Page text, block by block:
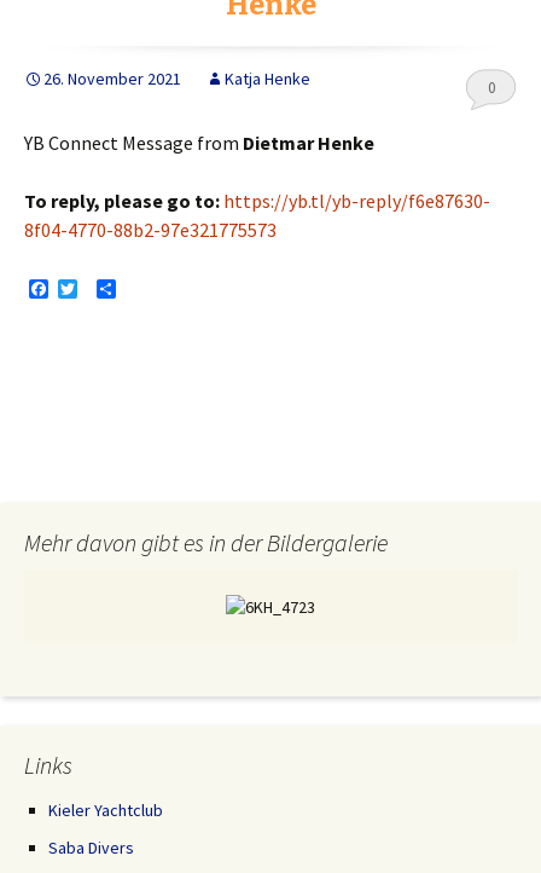
26. November 2021 Katja Henke 0
YB Connect Message from Dietmar Henke
To reply, please go to: https://yb.tl/yb-reply/f6e87630-
8f04-4770-88b2-97e321775573
Mehr davon gibt es in der Bildergalerie
Links
Kieler Yachtclub
Saba Divers